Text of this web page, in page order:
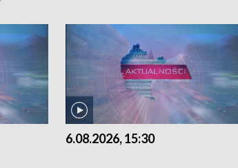
6.08.2026, 15:30